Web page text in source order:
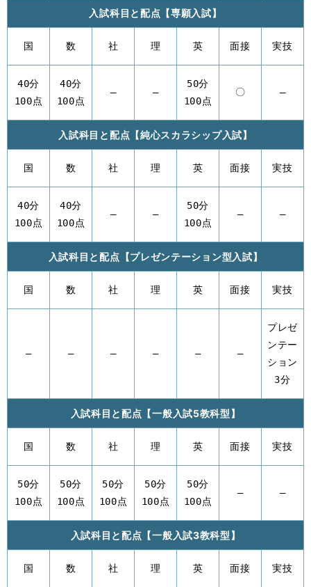
入試科目と配点【専願入試】
国 数 社 理 英 面接 実技
40分
100点
40分
100点
– –
50分
100点
〇 –
入試科目と配点【純心スカラシップ入試】
国 数 社 理 英 面接 実技
40分
100点
40分
100点
– –
50分
100点
– –
入試科目と配点【プレゼンテーション型入試】
国 数 社 理 英 面接 実技
– – – – – –
プレゼ
ンテー
ション
3分
入試科目と配点【一般入試5教科型】
国 数 社 理 英 面接 実技
50分
100点
50分
100点
50分
100点
50分
100点
50分
100点
– –
入試科目と配点【一般入試3教科型】
国 数 社 理 英 面接 実技